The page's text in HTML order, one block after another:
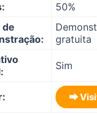
50%
de
gratuita
Sim
⮕